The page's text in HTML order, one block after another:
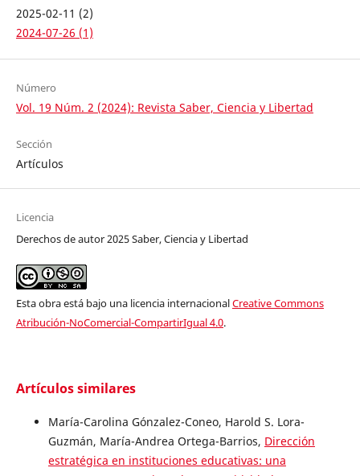
2025-02-11 (2)
2024-07-26 (1)
Número
Vol. 19 Núm. 2 (2024): Revista Saber, Ciencia y Libertad
Sección
Artículos
Licencia
Derechos de autor 2025 Saber, Ciencia y Libertad
Esta obra está bajo una licencia internacionalCreative Commons
Atribución-NoComercial-CompartirIgual 4.0.
Artículos similares
María-Carolina Gónzalez-Coneo, Harold S. Lora-
Guzmán, María-Andrea Ortega-Barrios, Dirección
estratégica en instituciones educativas: una